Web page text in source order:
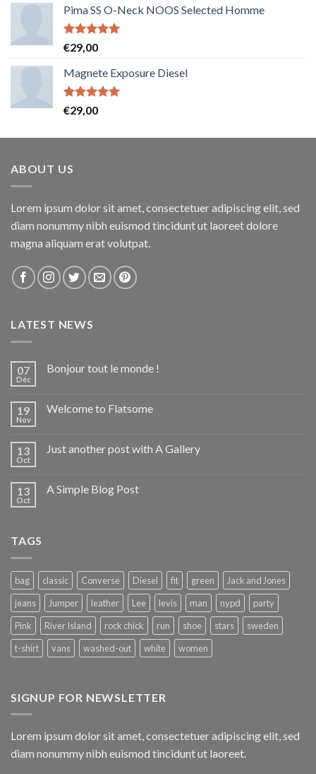
Pima SS O-Neck NOOS Selected Homme
Note5.00
sur 5
€29,00
Magnete Exposure Diesel
Note5.00
sur 5
€29,00
ABOUT US
Lorem ipsum dolor sit amet, consectetuer adipiscing elit, sed
diam nonummy nibh euismod tincidunt ut laoreet dolore
magna aliquam erat volutpat.
LATEST NEWS
07
Déc
Bonjour tout le monde !
19
Nov
Welcome to Flatsome
13
Oct
Just another post with A Gallery
13
Oct
A Simple Blog Post
TAGS
bag classic Converse Diesel fit green
Jack and Jones
jeans
Jumper leather Lee levis man nypd
party
Pink
River Island rock chick run shoe stars
sweden
t-shirt
vans washed-out white women
SIGNUP FOR NEWSLETTER
Lorem ipsum dolor sit amet, consectetuer adipiscing elit, sed
diam nonummy nibh euismod tincidunt ut laoreet.